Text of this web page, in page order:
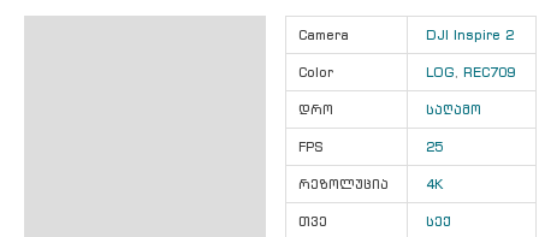
Camera DJI Inspire 2
Color LOG,REC709
დრო საღამო
FPS 25
რეზოლუცია 4K
თვე სექ